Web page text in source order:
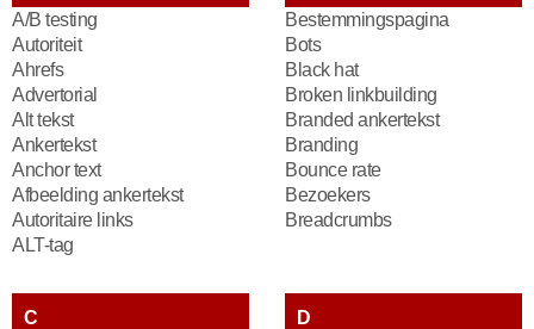
A/B testing
Autoriteit
Ahrefs
Advertorial
Alt tekst
Ankertekst
Anchor text
Afbeelding ankertekst
Autoritaire links
ALT-tag
Bestemmingspagina
Bots
Black hat
Broken linkbuilding
Branded ankertekst
Branding
Bounce rate
Bezoekers
Breadcrumbs
C
D